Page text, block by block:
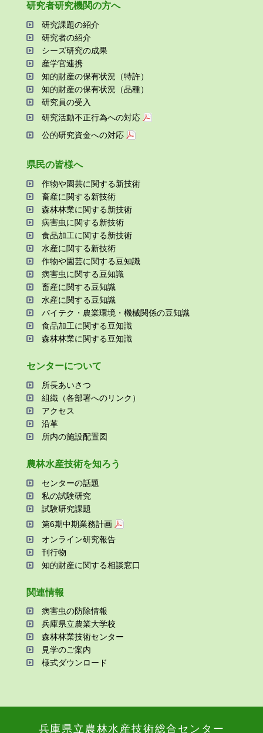
研究者研究機関の⽅へ
研究課題の紹介
研究者の紹介
シーズ研究の成果
産学官連携
知的財産の保有状況（特許）
知的財産の保有状況（品種）
研究員の受⼊
研究活動不正⾏為への対応
公的研究資金への対応
県⺠の皆様へ
作物や園芸に関する新技術
畜産に関する新技術
森林林業に関する新技術
病害⾍に関する新技術
⾷品加⼯に関する新技術
⽔産に関する新技術
作物や園芸に関する⾖知識
病害⾍に関する⾖知識
畜産に関する⾖知識
⽔産に関する⾖知識
バイテク・農業環境・機械関係の⾖知識
⾷品加⼯に関する⾖知識
森林林業に関する⾖知識
センターについて
所⻑あいさつ
組織（各部署へのリンク）
アクセス
沿⾰
所内の施設配置図
農林⽔産技術を知ろう
センターの話題
私の試験研究
試験研究課題
第6期中期業務計画
オンライン研究報告
刊⾏物
知的財産に関する相談窓⼝
関連情報
病害⾍の防除情報
兵庫県⽴農業⼤学校
森林林業技術センター
⾒学のご案内
様式ダウンロード
兵庫県⽴農林⽔産技術総合センター